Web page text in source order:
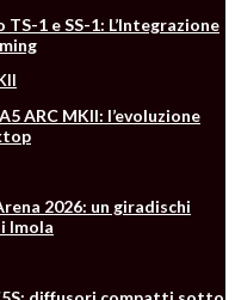
1 e SS-1: L’Integrazione
ARC MKII: l’evoluzione
2026: un giradischi
Imola